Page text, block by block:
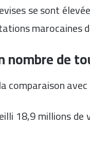
se sont
marocaines
nombre de
comparaison avec
18,9 millions de